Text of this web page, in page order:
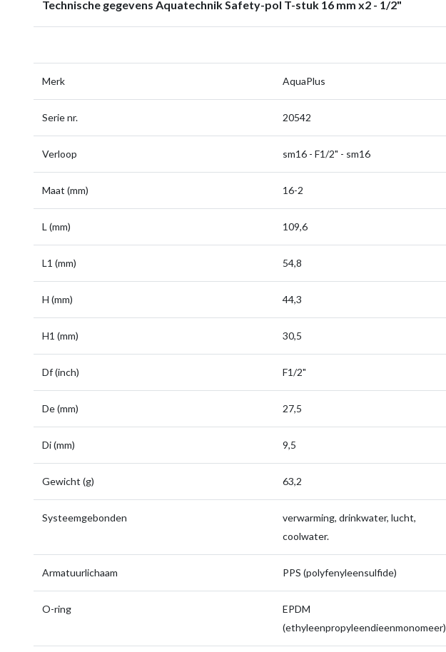
Technische gegevens Aquatechnik Safety-pol T-stuk 16 mm x2 - 1/2"
Merk AquaPlus
Serie nr. 20542
Verloop sm16 - F1/2" - sm16
Maat (mm) 16-2
L (mm) 109,6
L1 (mm) 54,8
H (mm) 44,3
H1 (mm) 30,5
Df (inch) F1/2"
De (mm) 27,5
Di (mm) 9,5
Gewicht (g) 63,2
Systeemgebonden
verwarming, drinkwater, lucht,
coolwater.
Armatuurlichaam PPS (polyfenyleensulfide)
O-ring
EPDM
(ethyleenpropyleendieenmonomeer)